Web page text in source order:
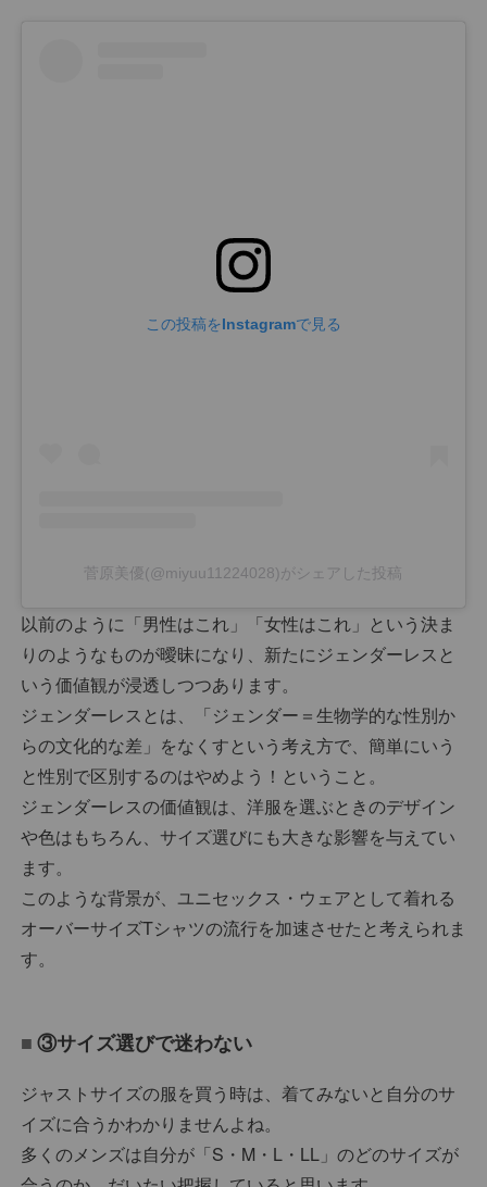
この投稿をInstagramで見る
菅原美優(@miyuu11224028)がシェアした投稿
以前のように「男性はこれ」「女性はこれ」という決ま
りのようなものが曖昧になり、新たにジェンダーレスと
いう価値観が浸透しつつあります。
ジェンダーレスとは、「ジェンダー＝生物学的な性別か
らの文化的な差」をなくすという考え方で、簡単にいう
と性別で区別するのはやめよう！ということ。
ジェンダーレスの価値観は、洋服を選ぶときのデザイン
や色はもちろん、サイズ選びにも大きな影響を与えてい
ます。
このような背景が、ユニセックス・ウェアとして着れる
オーバーサイズTシャツの流行を加速させたと考えられま
す。
③サイズ選びで迷わない
ジャストサイズの服を買う時は、着てみないと自分のサ
イズに合うかわかりませんよね。
多くのメンズは自分が「S・M・L・LL」のどのサイズが